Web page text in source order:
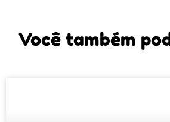
Você também